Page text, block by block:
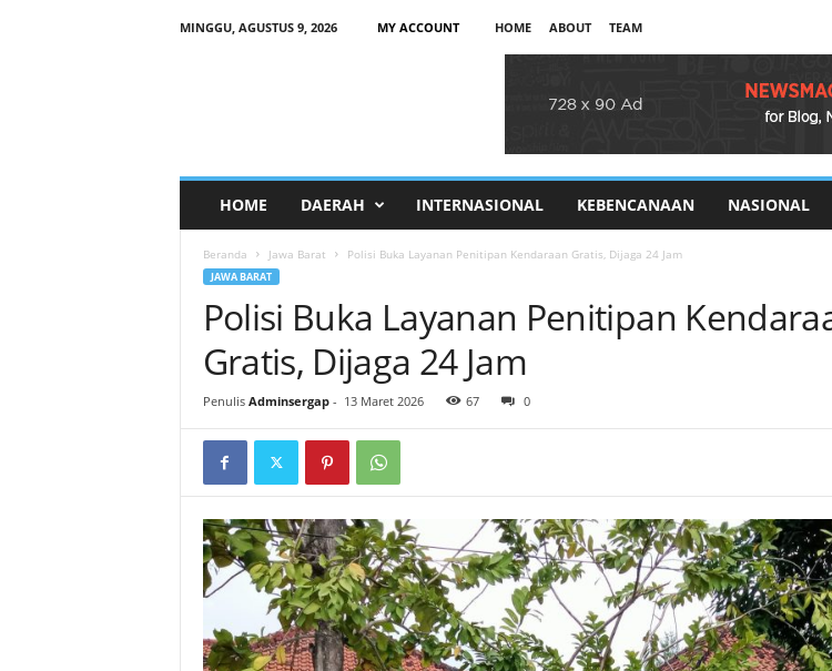
MINGGU, AGUSTUS 9, 2026 MY ACCOUNT HOME ABOUT TEAM
HOME DAERAH INTERNASIONAL KEBENCANAAN NASIONAL
Beranda Jawa Barat Polisi Buka Layanan Penitipan Kendaraan Gratis, Dijaga 24 Jam
JAWA BARAT
Polisi Buka Layanan Penitipan
Gratis, Dijaga 24 Jam
Penulis Adminsergap- 13 Maret 2026 67 0